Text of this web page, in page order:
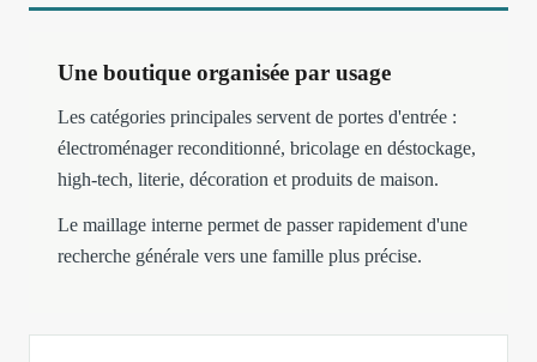
Une boutique organisée par usage
Les catégories principales servent de portes d'entrée :
électroménager reconditionné, bricolage en déstockage,
high-tech, literie, décoration et produits de maison.
Le maillage interne permet de passer rapidement d'une
recherche générale vers une famille plus précise.